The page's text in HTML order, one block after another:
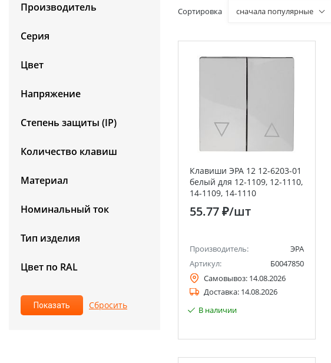
Производитель
Серия
Цвет
Напряжение
Степень защиты (IP)
Количество клавиш
Материал
Номинальный ток
Тип изделия
Цвет по RAL
Сортировка сначала популярные
Клавиши ЭРА 12 12-6203-01
белый для 12-1109, 12-1110,
14-1109, 14-1110
55.77 ₽/шт
Производитель:
ЭРА
Артикул:
Б0047850
Самовывоз: 14.08.2026
Доставка: 14.08.2026
В наличии